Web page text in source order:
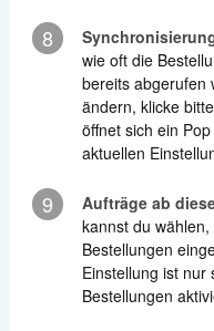
8
wie oft die
bereits abgerufen
ändern, klicke
öffnet sich ein
aktuellen
9 Aufträge ab
kannst du
Bestellungen
Einstellung ist nur
Bestellungen